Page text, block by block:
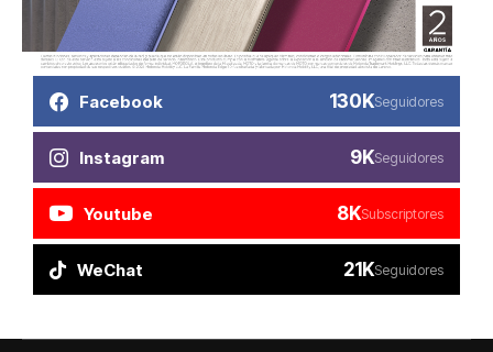
Facebook 130KSeguidores
Instagram 9KSeguidores
Youtube 8KSubscriptores
WeChat 21KSeguidores